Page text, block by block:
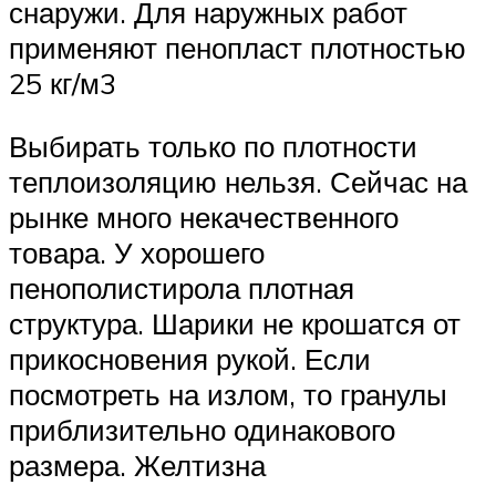
снаружи. Для наружных работ
применяют пенопласт плотностью
25 кг/м3
Выбирать только по плотности
теплоизоляцию нельзя. Сейчас на
рынке много некачественного
товара. У хорошего
пенополистирола плотная
структура. Шарики не крошатся от
прикосновения рукой. Если
посмотреть на излом, то гранулы
приблизительно одинакового
размера. Желтизна